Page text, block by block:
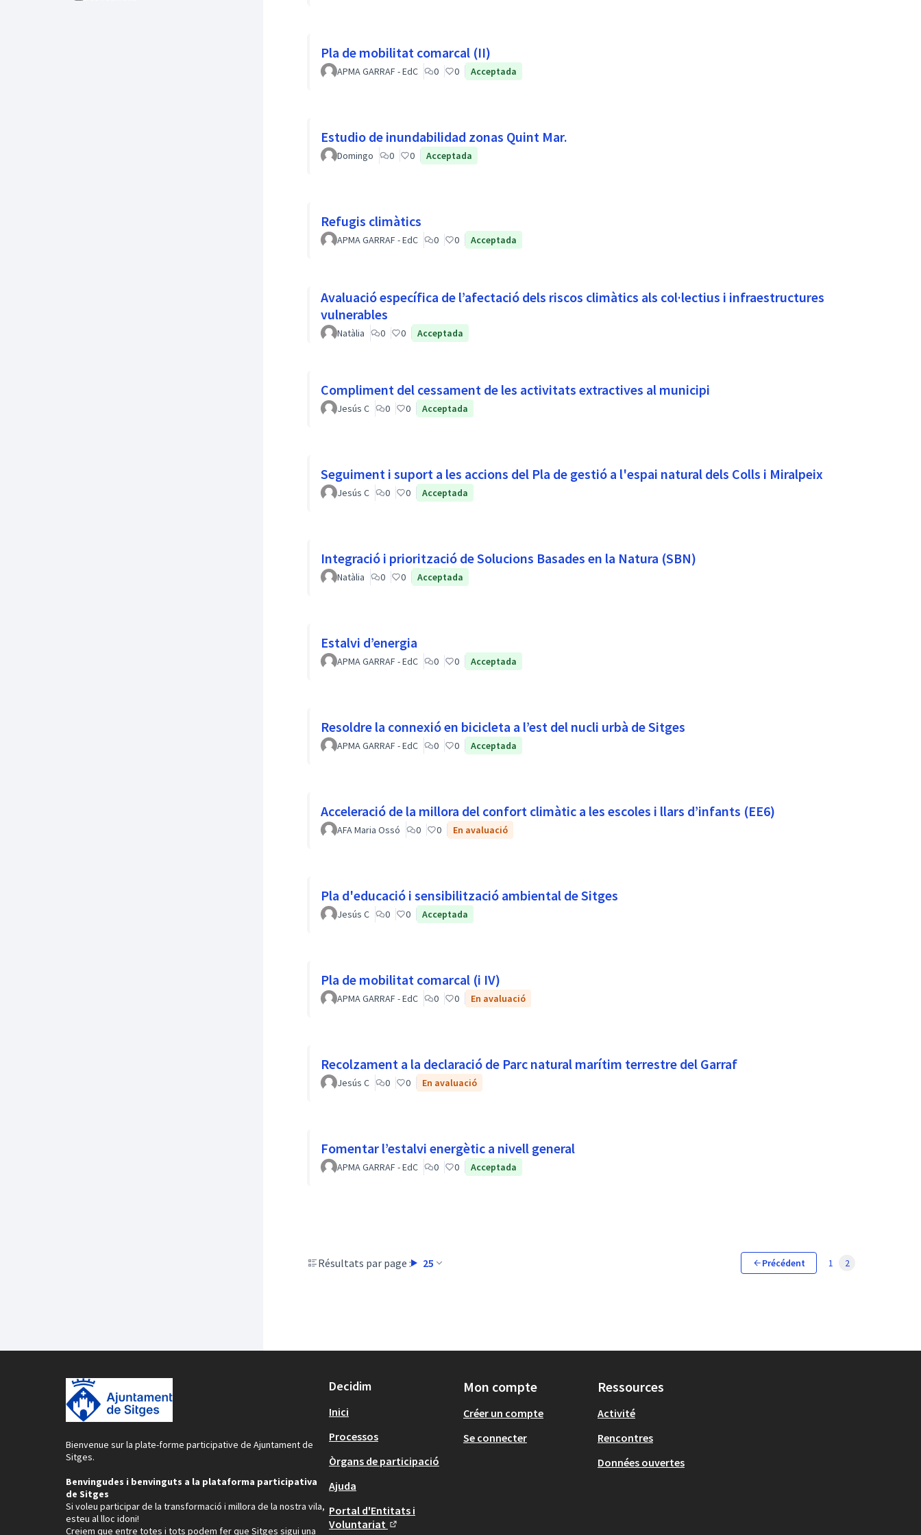
Pla de mobilitat comarcal (II)
APMA GARRAF - EdC 0 0 Acceptada
Estudio de inundabilidad zonas Quint Mar.
Domingo 0 0 Acceptada
Refugis climàtics
APMA GARRAF - EdC 0 0 Acceptada
Avaluació específica de l’afectació dels riscos climàtics als col·lectius i infraestructures
vulnerables
Natàlia 0 0 Acceptada
Compliment del cessament de les activitats extractives al municipi
Jesús C 0 0 Acceptada
Seguiment i suport a les accions del Pla de gestió a l'espai natural dels Colls i Miralpeix
Jesús C 0 0 Acceptada
Integració i priorització de Solucions Basades en la Natura (SBN)
Natàlia 0 0 Acceptada
Estalvi d’energia
APMA GARRAF - EdC 0 0 Acceptada
Resoldre la connexió en bicicleta a l’est del nucli urbà de Sitges
APMA GARRAF - EdC 0 0 Acceptada
Acceleració de la millora del confort climàtic a les escoles i llars d’infants (EE6)
AFA Maria Ossó 0 0 En avaluació
Pla d'educació i sensibilització ambiental de Sitges
Jesús C 0 0 Acceptada
Pla de mobilitat comarcal (i IV)
APMA GARRAF - EdC 0 0 En avaluació
Recolzament a la declaració de Parc natural marítim terrestre del Garraf
Jesús C 0 0 En avaluació
Fomentar l’estalvi energètic a nivell general
APMA GARRAF - EdC 0 0 Acceptada
Résultats par page : 25 Précédent 1 2
Bienvenue sur la plate-forme participative de Ajuntament de
Sitges.
Benvingudes i benvinguts a la plataforma participativa
de Sitges
Si voleu participar de la transformació i millora de la nostra vila,
esteu al lloc idoni!
Creiem que entre totes i tots podem fer que Sitges sigui una
Decidim
Inici
Processos
Òrgans de participació
Ajuda
Portal d'Entitats i
Voluntariat
Mon compte
Créer un compte
Se connecter
Ressources
Activité
Rencontres
Données ouvertes